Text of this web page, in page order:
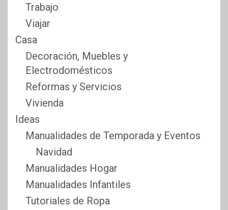
Trabajo
Viajar
Casa
Decoración, Muebles y
Electrodomésticos
Reformas y Servicios
Vivienda
Ideas
Manualidades de Temporada y Eventos
Navidad
Manualidades Hogar
Manualidades Infantiles
Tutoriales de Ropa